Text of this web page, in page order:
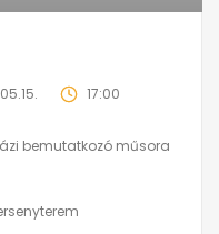
17:00
bemutatkozó műsora